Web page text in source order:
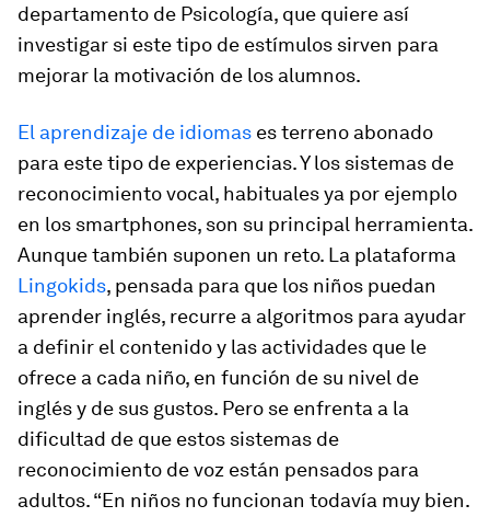
departamento de Psicología, que quiere así
investigar si este tipo de estímulos sirven para
mejorar la motivación de los alumnos.
El aprendizaje de idiomas es terreno abonado
para este tipo de experiencias. Y los sistemas de
reconocimiento vocal, habituales ya por ejemplo
en los smartphones, son su principal herramienta.
Aunque también suponen un reto. La plataforma
Lingokids, pensada para que los niños puedan
aprender inglés, recurre a algoritmos para ayudar
a definir el contenido y las actividades que le
ofrece a cada niño, en función de su nivel de
inglés y de sus gustos. Pero se enfrenta a la
dificultad de que estos sistemas de
reconocimiento de voz están pensados para
adultos. “En niños no funcionan todavía muy bien.